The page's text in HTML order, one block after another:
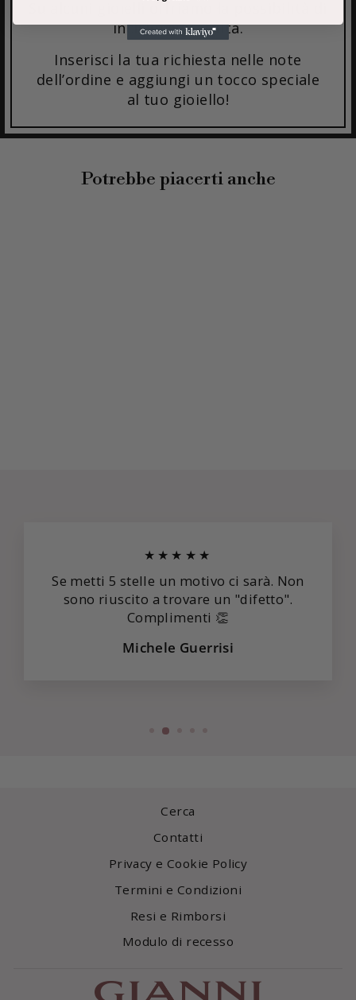
Su alcuni gioielli offriamo la possibilità di
incisione gratuita.
Inserisci la tua richiesta nelle note
dell’ordine e aggiungi un tocco speciale
al tuo gioiello!
Potrebbe piacerti anche
★★★★★
Se metti 5 stelle un motivo ci sarà. Non
sono riuscito a trovare un "difetto".
Complimenti 👏
Michele Guerrisi
Cerca
Contatti
Privacy e Cookie Policy
Termini e Condizioni
Resi e Rimborsi
Modulo di recesso